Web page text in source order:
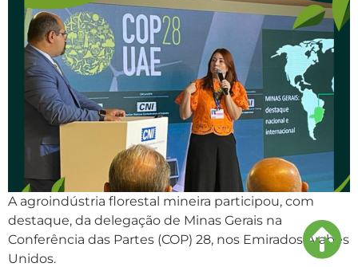
A agroindústria florestal mineira participou, com
destaque, da delegação de Minas Gerais na
Conferência das Partes (COP) 28, nos Emirados Árabes
Unidos.